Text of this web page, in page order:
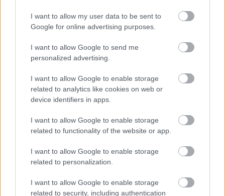
I want to allow my user data to be sent to
Google for online advertising purposes.
I want to allow Google to send me
personalized advertising.
I want to allow Google to enable storage
related to analytics like cookies on web or
device identifiers in apps.
I want to allow Google to enable storage
related to functionality of the website or app.
I want to allow Google to enable storage
related to personalization.
I want to allow Google to enable storage
related to security, including authentication
BRAND | 2026. AUGUSZTUS 07.